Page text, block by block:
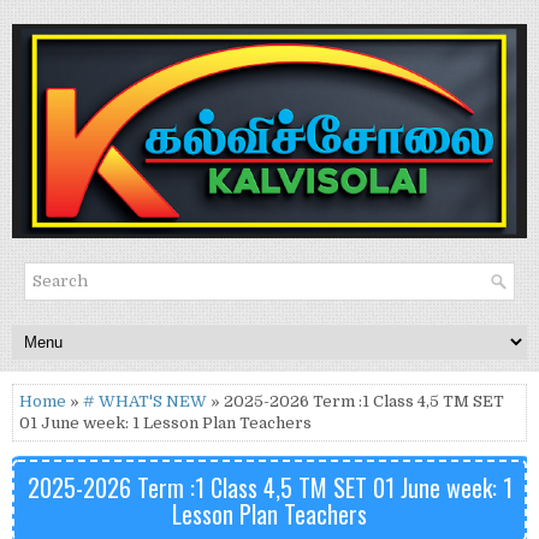
Home » # WHAT'S NEW » 2025-2026 Term :1 Class 4,5 TM SET
01 June week: 1 Lesson Plan Teachers
2025-2026 Term :1 Class 4,5 TM SET 01 June week: 1
Lesson Plan Teachers